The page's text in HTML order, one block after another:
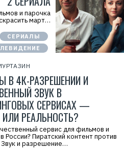
и парочка
март…
СЕРИАЛЫ
В 4К-РАЗРЕШ­ЕНИИ И
ЗВУК В
СЕРВИСАХ —
РЕАЛЬНОСТЬ?
сервис для фильмов и
России? Пиратский контент против
Звук и разрешение…